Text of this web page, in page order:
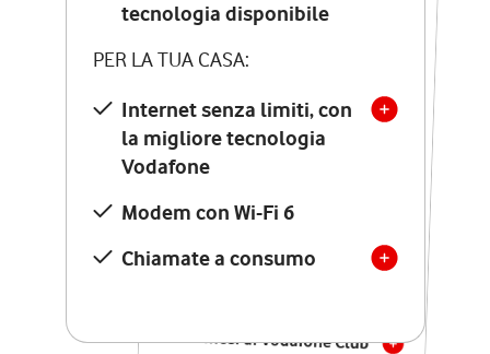
tecnologia disponibile
PER LA TUA CASA:
Internet senza limiti, con
la migliore tecnologia
Vodafone
Modem con Wi-Fi 6
Chiamate a consumo
tecnologia disponibile
PER LA TUA CASA:
Internet senza limiti, con
la migliore tecnologia
Vodafone
Modem Seven con Wi-Fi 7
Chiamate illimitate verso
numeri fissi e mobili
nazionali
12 mesi di Vodafone Club
con sconti ed esperienze
esclusive, poi si disattiva